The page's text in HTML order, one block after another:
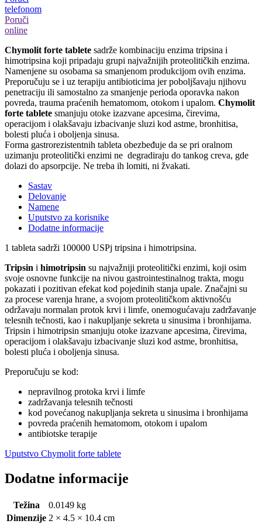
telefonom
Poruči
online
Chymolit forte tablete sadrže kombinaciju enzima tripsina i
himotripsina koji pripadaju grupi najvažnijih proteolitičkih enzima.
Namenjene su osobama sa smanjenom produkcijom ovih enzima.
Preporučuju se i uz terapiju antibioticima jer poboljšavaju njihovu
penetraciju ili samostalno za smanjenje perioda oporavka nakon
povreda, trauma praćenih hematomom, otokom i upalom. Chymolit
forte tablete smanjuju otoke izazvane apcesima, čirevima,
operacijom i olakšavaju izbacivanje sluzi kod astme, bronhitisa,
bolesti pluća i oboljenja sinusa.
Forma gastrorezistentnih tableta obezbeđuje da se pri oralnom
uzimanju proteolitički enzimi ne degradiraju do tankog creva, gde
dolazi do apsorpcije. Ne treba ih lomiti, ni žvakati.
Sastav
Delovanje
Namene
Uputstvo za korisnike
Dodatne informacije
1 tableta sadrži 100000 USPj tripsina i himotripsina.
Tripsin i himotripsin su najvažniji proteolitički enzimi, koji osim
svoje osnovne funkcije na nivou gastrointestinalnog trakta, mogu
pokazati i pozitivan efekat kod pojedinih stanja upale. Značajni su
za procese varenja hrane, a svojom proteolitičkom aktivnošću
održavaju normalan protok krvi i limfe, onemogućavaju zadržavanje
telesnih tečnosti, kao i nakupljanje sekreta u sinusima i bronhijama.
Tripsin i himotripsin smanjuju otoke izazvane apcesima, čirevima,
operacijom i olakšavaju izbacivanje sluzi kod astme, bronhitisa,
bolesti pluća i oboljenja sinusa.
Preporučuju se kod:
nepravilnog protoka krvi i limfe
zadržavanja telesnih tečnosti
kod povećanog nakupljanja sekreta u sinusima i bronhijama
povreda praćenih hematomom, otokom i upalom
antibiotske terapije
Uputstvo Chymolit forte tablete
Dodatne informacije
Težina
0.0149 kg
Dimenzije 2 × 4.5 × 10.4 cm